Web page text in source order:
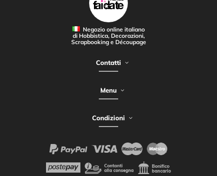
Negozio online italiano
di Hobbistica, Decorazioni,
Scrapbooking e Découpage
Contatti
Menu
Condizioni